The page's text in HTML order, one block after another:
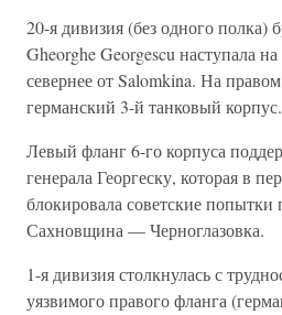
20-я дивизия (без одного полка)
Gheorghe Georgescu наступала
севернее от Salomkina. На
германский 3-й танковый корпус.
Левый фланг 6-го корпуса
генерала Георгеску, которая в
блокировала советские попытки
Сахновщина — Черноглазовка.
1-я дивизия столкнулась с
уязвимого правого фланга